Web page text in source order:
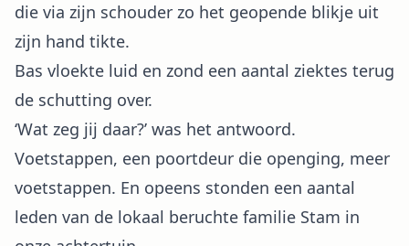
die via zijn schouder zo het geopende blikje uit
zijn hand tikte.
Bas vloekte luid en zond een aantal ziektes terug
de schutting over.
‘Wat zeg jij daar?’ was het antwoord.
Voetstappen, een poortdeur die openging, meer
voetstappen. En opeens stonden een aantal
leden van de lokaal beruchte familie Stam in